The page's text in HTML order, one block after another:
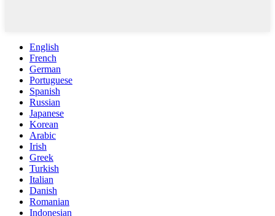
English
French
German
Portuguese
Spanish
Russian
Japanese
Korean
Arabic
Irish
Greek
Turkish
Italian
Danish
Romanian
Indonesian